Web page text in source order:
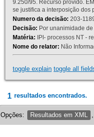
9.250/95. Recurso provido.
se justifica a interposição dos
Numero da decisão: 203-
Decisão: Por unanimidade
Matéria: IPI- processos NT -
Nome do relator: Não
toggle explain toggle all
1 resultados encontrados.
Opções: Resultados em XML